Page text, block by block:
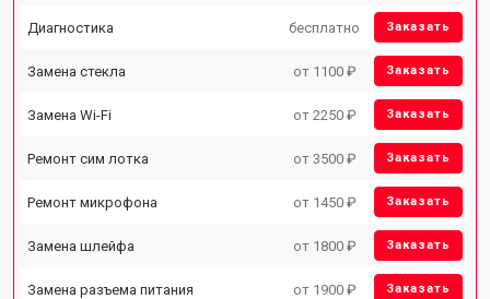
Диагностика бесплатно Заказать
Замена стекла от 1100 ₽ Заказать
Замена Wi-Fi от 2250 ₽ Заказать
Ремонт сим лотка от 3500 ₽ Заказать
Ремонт микрофона от 1450 ₽ Заказать
Замена шлейфа от 1800 ₽ Заказать
Замена разъема питания от 1900 ₽ Заказать